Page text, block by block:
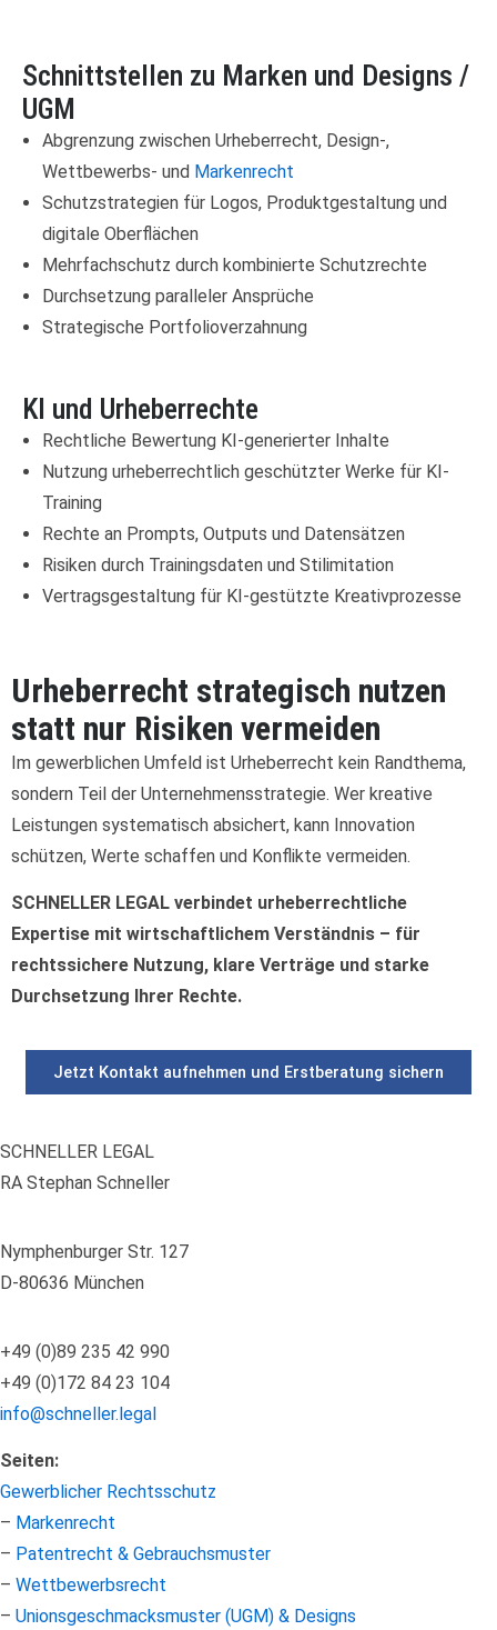
Schnittstellen zu Marken und Designs /
UGM
Abgrenzung zwischen Urheberrecht, Design-,
Wettbewerbs- und Markenrecht
Schutzstrategien für Logos, Produktgestaltung und
digitale Oberflächen
Mehrfachschutz durch kombinierte Schutzrechte
Durchsetzung paralleler Ansprüche
Strategische Portfolioverzahnung
KI und Urheberrechte
Rechtliche Bewertung KI-generierter Inhalte
Nutzung urheberrechtlich geschützter Werke für KI-
Training
Rechte an Prompts, Outputs und Datensätzen
Risiken durch Trainingsdaten und Stilimitation
Vertragsgestaltung für KI-gestützte Kreativprozesse
Urheberrecht strategisch nutzen
statt nur Risiken vermeiden
Im gewerblichen Umfeld ist Urheberrecht kein Randthema,
sondern Teil der Unternehmensstrategie. Wer kreative
Leistungen systematisch absichert, kann Innovation
schützen, Werte schaffen und Konflikte vermeiden.
SCHNELLER LEGAL verbindet urheberrechtliche
Expertise mit wirtschaftlichem Verständnis – für
rechtssichere Nutzung, klare Verträge und starke
Durchsetzung Ihrer Rechte.
Jetzt Kontakt aufnehmen und Erstberatung sichern
SCHNELLER LEGAL
RA Stephan Schneller
Nymphenburger Str. 127
D-80636 München
+49 (0)89 235 42 990
+49 (0)172 84 23 104
info@schneller.legal
Seiten:
Gewerblicher Rechtsschutz
– Markenrecht
– Patentrecht & Gebrauchsmuster
– Wettbewerbsrecht
– Unionsgeschmacksmuster (UGM) & Designs